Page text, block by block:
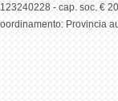
- cap. soc. €
Provincia